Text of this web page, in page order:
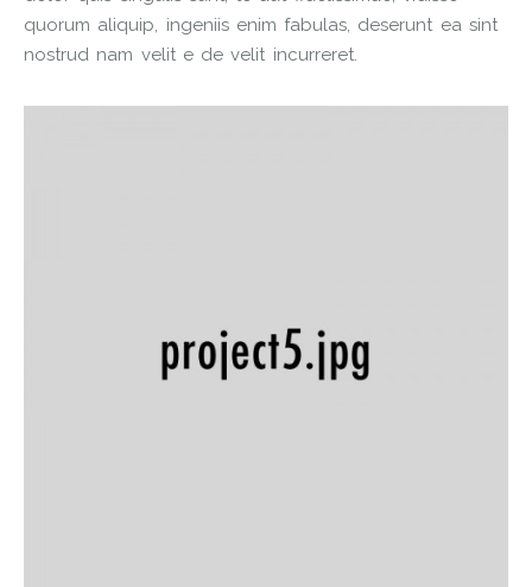
quorum aliquip, ingeniis enim fabulas, deserunt ea sint
nostrud nam velit e de velit incurreret.